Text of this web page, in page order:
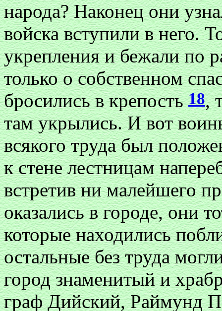
народа? Наконец они
войска вступили в него.
укрепления и бежали по
только о собственном
бросились в крепость18,
там укрылись. И вот
всякого труда был
к стене лестницам
встретив ни малейшего
оказались в городе, они
которые находились
остальные без труда
город знаменитый и
граф Дийский, Раймунд